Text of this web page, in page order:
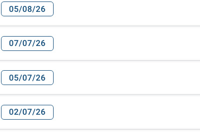
05/08/26
07/07/26
05/07/26
02/07/26